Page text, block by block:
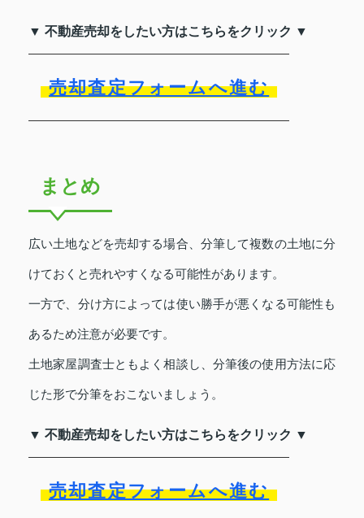
▼ 不動産売却をしたい方はこちらをクリック ▼
売却査定フォームへ進む
まとめ
広い土地などを売却する場合、分筆して複数の土地に分
けておくと売れやすくなる可能性があります。
一方で、分け方によっては使い勝手が悪くなる可能性も
あるため注意が必要です。
土地家屋調査士ともよく相談し、分筆後の使用方法に応
じた形で分筆をおこないましょう。
▼ 不動産売却をしたい方はこちらをクリック ▼
売却査定フォームへ進む